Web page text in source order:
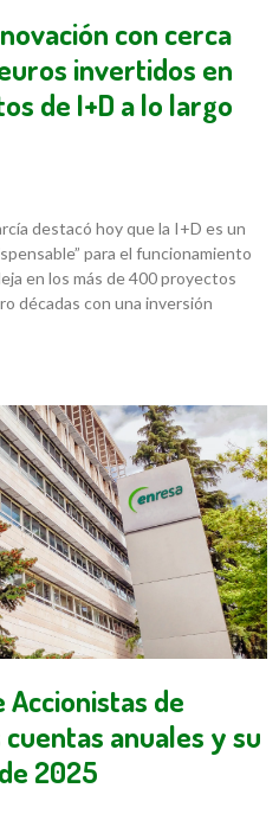
con cerca
invertidos en
de I+D a lo largo
destacó hoy que la I+D es un
para el funcionamiento
en los más de 400 proyectos
décadas con una inversión
Accionistas de
anuales y su
2025